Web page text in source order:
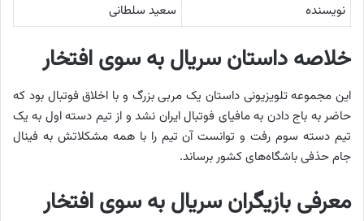
نویسنده
سعید سلطانی
خلاصه داستان سریال به سوی افتخار
این مجموعه تلویزیونی داستان یک مربی بزرگ و با اخلاق فوتبال بود که
حاضر به باج دادن به مافیای فوتبال ایران نشد و از تیم دسته اول به یک
تیم دسته سوم رفت و توانست آن تیم را با همه مشکلاتش به فینال
جام حذفی باشگاه‌های کشور برساند.
معرفی بازیگران سریال به سوی افتخار